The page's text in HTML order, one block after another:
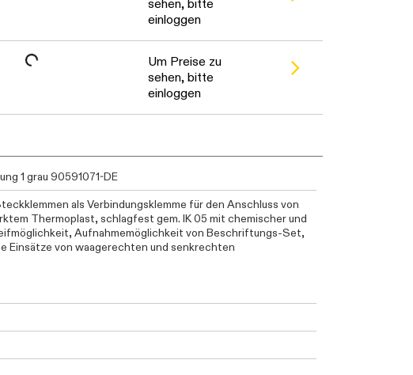
sehen, bitte
einloggen
Um Preise zu
sehen, bitte
einloggen
1 grau 90591071-DE
als Verbindungsklemme für den Anschluss von
Thermoplast, schlagfest gem. IK 05 mit chemischer und
Aufnahmemöglichkeit von Beschriftungs-Set,
Einsätze von waagerechten und senkrechten